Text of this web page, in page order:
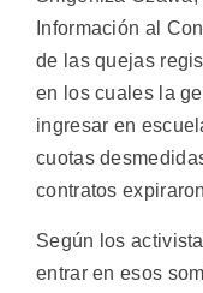
Información al
de las quejas
en los cuales la
ingresar en
cuotas
contratos
Según los
entrar en esos